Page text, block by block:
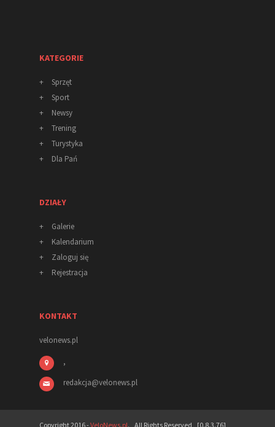
KATEGORIE
+
Sprzęt
+
Sport
+
Newsy
+
Trening
+
Turystyka
+
Dla Pań
DZIAŁY
+
Galerie
+
Kalendarium
+
Zaloguj się
+
Rejestracja
KONTAKT
velonews.pl
,
redakcja@velonews.pl
Copyright 2016 -VeloNews.pl. All Rights Reserved [0.8.3.76]